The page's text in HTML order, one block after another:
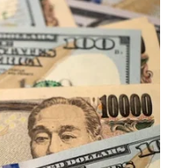
sinh của Anh
niên đã đổ về Quảng
mặc đồng